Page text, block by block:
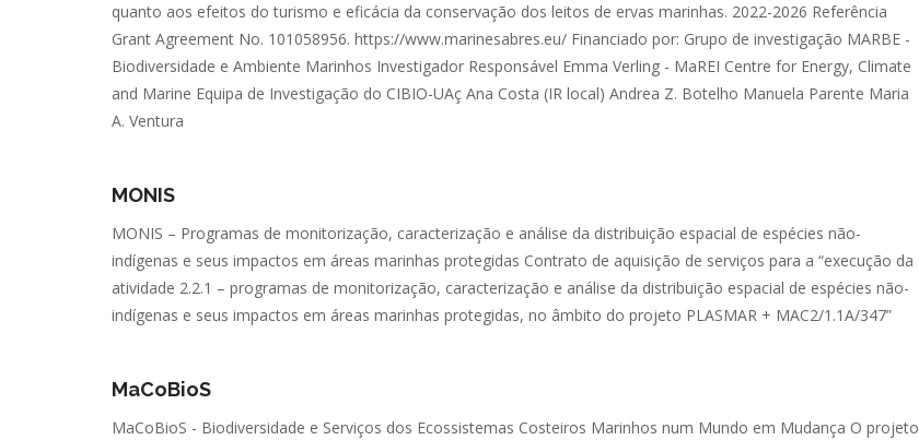
quanto aos efeitos do turismo e eficácia da conservação dos leitos de ervas marinhas. 2022-2026 Referência
Grant Agreement No. 101058956. https://www.marinesabres.eu/ Financiado por: Grupo de investigação MARBE -
Biodiversidade e Ambiente Marinhos Investigador Responsável Emma Verling - MaREI Centre for Energy, Climate
and Marine Equipa de Investigação do CIBIO-UAç Ana Costa (IR local) Andrea Z. Botelho Manuela Parente Maria
A. Ventura
MONIS
MONIS – Programas de monitorização, caracterização e análise da distribuição espacial de espécies não-
indígenas e seus impactos em áreas marinhas protegidas Contrato de aquisição de serviços para a “execução da
atividade 2.2.1 – programas de monitorização, caracterização e análise da distribuição espacial de espécies não-
indígenas e seus impactos em áreas marinhas protegidas, no âmbito do projeto PLASMAR + MAC2/1.1A/347”
MaCoBioS
MaCoBioS - Biodiversidade e Serviços dos Ecossistemas Costeiros Marinhos num Mundo em Mudança O projeto